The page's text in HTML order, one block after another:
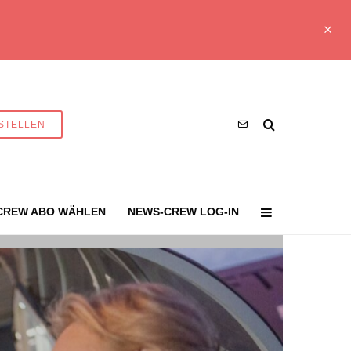
ABO WÄHLEN NEWS-CREW LOG-IN